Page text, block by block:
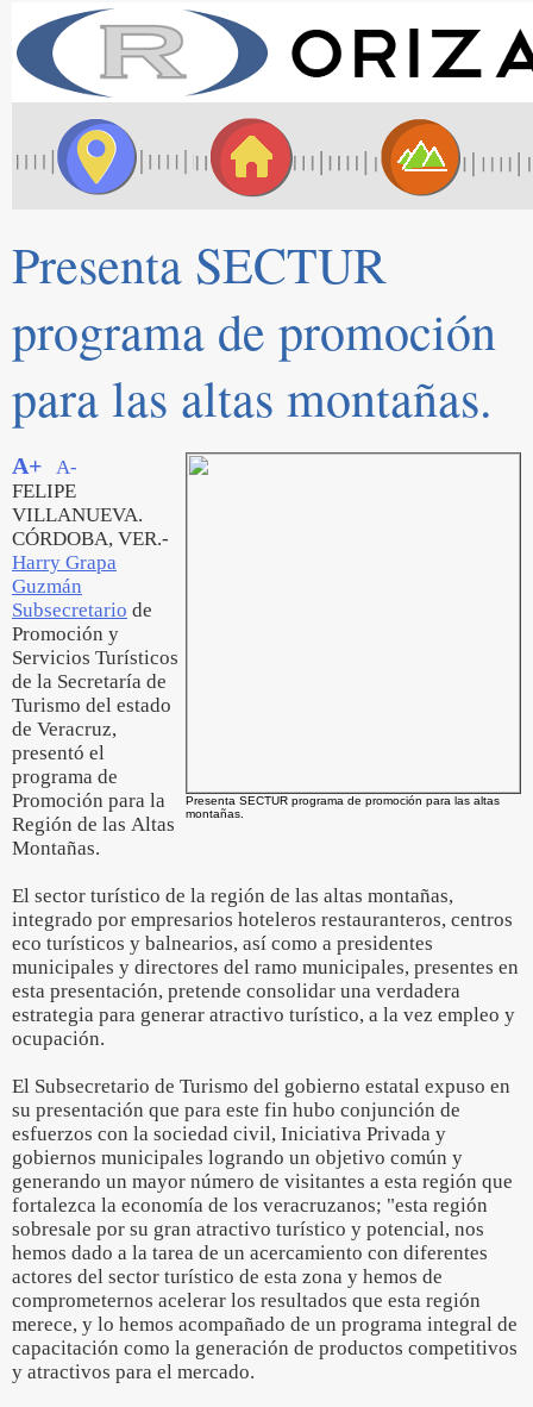
Presenta SECTUR
programa de promoción
para las altas montañas.
Presenta SECTUR programa de promoción para las altas
montañas.
A+
A-
FELIPE
VILLANUEVA.
CÓRDOBA, VER.-
Harry Grapa
Guzmán
Subsecretario de
Promoción y
Servicios Turísticos
de la Secretaría de
Turismo del estado
de Veracruz,
presentó el
programa de
Promoción para la
Región de las Altas
Montañas.
El sector turístico de la región de las altas montañas,
integrado por empresarios hoteleros restauranteros, centros
eco turísticos y balnearios, así como a presidentes
municipales y directores del ramo municipales, presentes en
esta presentación, pretende consolidar una verdadera
estrategia para generar atractivo turístico, a la vez empleo y
ocupación.
El Subsecretario de Turismo del gobierno estatal expuso en
su presentación que para este fin hubo conjunción de
esfuerzos con la sociedad civil, Iniciativa Privada y
gobiernos municipales logrando un objetivo común y
generando un mayor número de visitantes a esta región que
fortalezca la economía de los veracruzanos; "esta región
sobresale por su gran atractivo turístico y potencial, nos
hemos dado a la tarea de un acercamiento con diferentes
actores del sector turístico de esta zona y hemos de
comprometernos acelerar los resultados que esta región
merece, y lo hemos acompañado de un programa integral de
capacitación como la generación de productos competitivos
y atractivos para el mercado.